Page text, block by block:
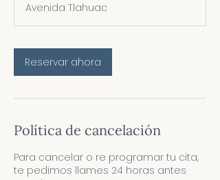
3
0
m
i
n
Avenida Tlahuac
Reservar ahora
Política de cancelación
Para cancelar o re programar tu cita,
te pedimos llames 24 horas antes